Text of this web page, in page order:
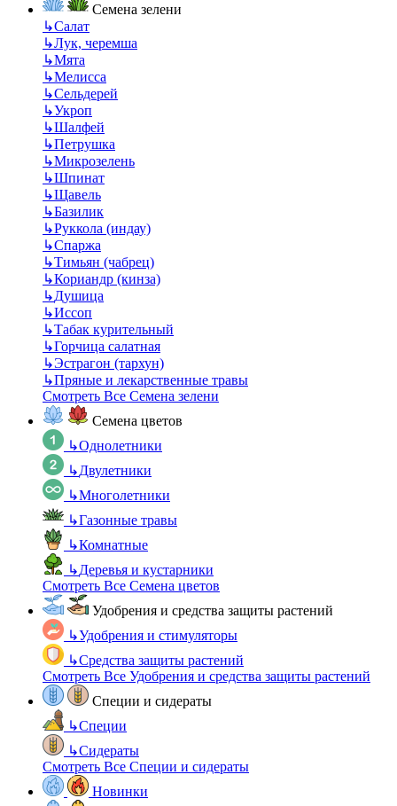
Семена зелени
↳Салат
↳Лук, черемша
↳Мята
↳Мелисса
↳Сельдерей
↳Укроп
↳Шалфей
↳Петрушка
↳Микрозелень
↳Шпинат
↳Щавель
↳Базилик
↳Руккола (индау)
↳Спаржа
↳Тимьян (чабрец)
↳Кориандр (кинза)
↳Душица
↳Иссоп
↳Табак курительный
↳Горчица салатная
↳Эстрагон (тархун)
↳Пряные и лекарственные травы
Смотреть Все Семена зелени
Семена цветов
↳Однолетники
↳Двулетники
↳Многолетники
↳Газонные травы
↳Комнатные
↳Деревья и кустарники
Смотреть Все Семена цветов
Удобрения и средства защиты растений
↳Удобрения и стимуляторы
↳Средства защиты растений
Смотреть Все Удобрения и средства защиты растений
Специи и сидераты
↳Специи
↳Сидераты
Смотреть Все Специи и сидераты
Новинки